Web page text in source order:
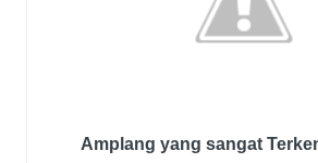
Amplang yang sangat